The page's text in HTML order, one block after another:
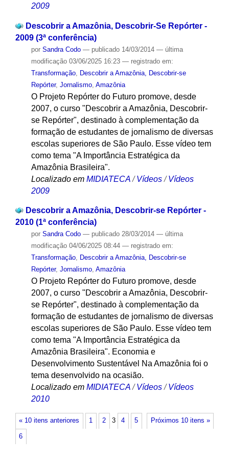
2009
Descobrir a Amazônia, Descobrir-Se Repórter -
2009 (3ª conferência)
por Sandra Codo — publicado14/03/2014 — última
modificação03/06/2025 16:23 — registrado em:
Transformação, Descobrir a Amazônia, Descobrir-se
Repórter, Jornalismo, Amazônia
O Projeto Repórter do Futuro promove, desde
2007, o curso "Descobrir a Amazônia, Descobrir-
se Repórter", destinado à complementação da
formação de estudantes de jornalismo de diversas
escolas superiores de São Paulo. Esse vídeo tem
como tema "A Importância Estratégica da
Amazônia Brasileira".
Localizado em MIDIATECA /Vídeos /Vídeos
2009
Descobrir a Amazônia, Descobrir-se Repórter -
2010 (1ª conferência)
por Sandra Codo — publicado28/03/2014 — última
modificação04/06/2025 08:44 — registrado em:
Transformação, Descobrir a Amazônia, Descobrir-se
Repórter, Jornalismo, Amazônia
O Projeto Repórter do Futuro promove, desde
2007, o curso "Descobrir a Amazônia, Descobrir-
se Repórter", destinado à complementação da
formação de estudantes de jornalismo de diversas
escolas superiores de São Paulo. Esse vídeo tem
como tema "A Importância Estratégica da
Amazônia Brasileira". Economia e
Desenvolvimento Sustentável Na Amazônia foi o
tema desenvolvido na ocasião.
Localizado em MIDIATECA /Vídeos /Vídeos
2010
« 10 itens anteriores Próximos 10 itens »
1 2 3 4 5
6